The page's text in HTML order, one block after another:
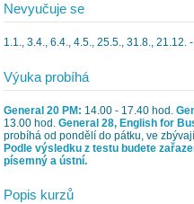
Nevyučuje se
1.1., 3.4., 6.4., 4.5., 25.5., 31.8., 21.12.
Výuka probíhá
General 20 PM: 14.00 - 17.40 hod.
13.00 hod. General 28, English for
probíhá od pondělí do pátku, ve
Podle výsledku z testu budete
písemný a ústní.
Popis kurzů